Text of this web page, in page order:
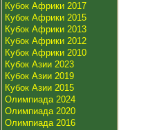
Кубок Африки 2017
Кубок Африки 2015
Кубок Африки 2013
Кубок Африки 2012
Кубок Африки 2010
Кубок Азии 2023
Кубок Азии 2019
Кубок Азии 2015
Олимпиада 2024
Олимпиада 2020
Олимпиада 2016